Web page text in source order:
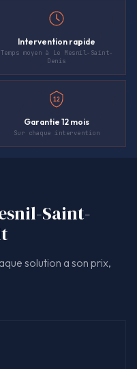
Intervention rapide
Temps moyen à Le Mesnil-Saint-
Denis
12
Garantie 12 mois
Sur chaque intervention
Saint-
solution a son prix,